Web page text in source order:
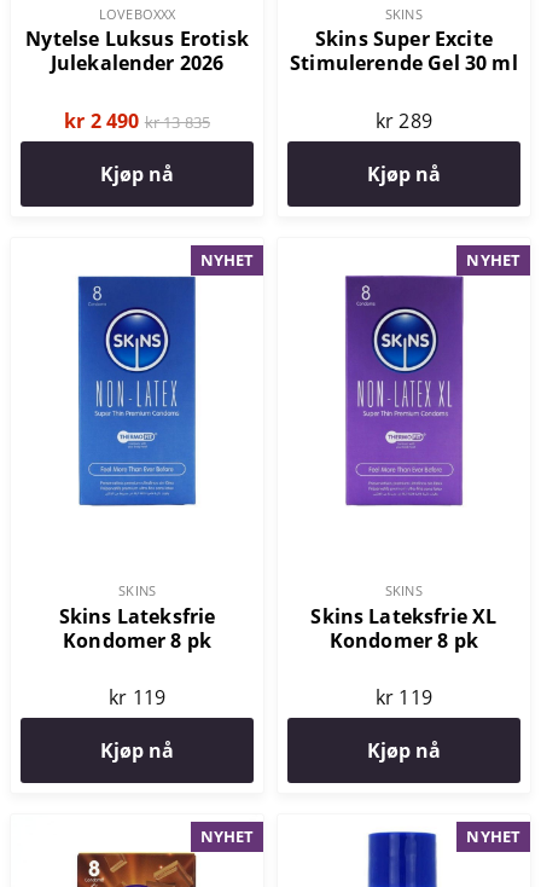
LOVEBOXXX
Nytelse Luksus Erotisk
Julekalender 2026
kr 2 490 kr 13 835
Kjøp nå
SKINS
Skins Super Excite
Stimulerende Gel 30 ml
kr 289
Kjøp nå
NYHET
SKINS
Skins Lateksfrie
Kondomer 8 pk
kr 119
Kjøp nå
NYHET
SKINS
Skins Lateksfrie XL
Kondomer 8 pk
kr 119
Kjøp nå
NYHET NYHET